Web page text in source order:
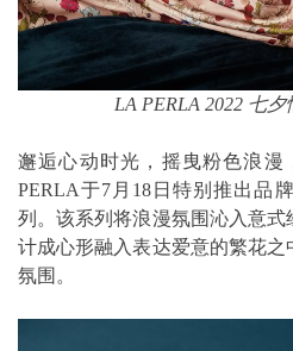
LA PERLA 2022 七
邂逅心动时光，摇曳粉色浪漫
PERLA于7月18日特别推出品
列。该系列将浪漫氛围沁入意
计成心形融入表达爱意的繁花
氛围。